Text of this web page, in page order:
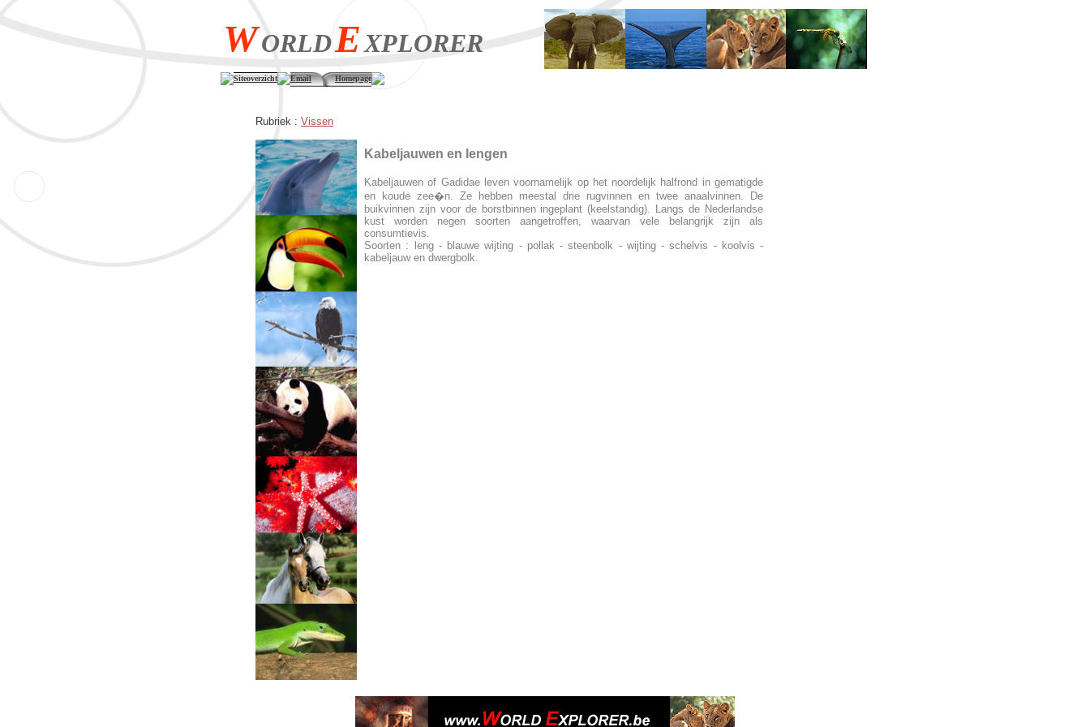
WORLDEXPLORER
Siteoverzicht Email Homepage
Rubriek : Vissen
Kabeljauwen en lengen
Kabeljauwen of Gadidae leven voornamelijk op het noordelijk halfrond in gematigde
en koude zee�n. Ze hebben meestal drie rugvinnen en twee anaalvinnen. De
buikvinnen zijn voor de borstbinnen ingeplant (keelstandig). Langs de Nederlandse
kust worden negen soorten aangetroffen, waarvan vele belangrijk zijn als
consumtievis.
Soorten : leng - blauwe wijting - pollak - steenbolk - wijting - schelvis - koolvis -
kabeljauw en dwergbolk.